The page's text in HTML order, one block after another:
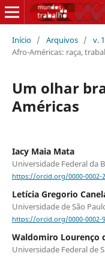
Início / Arquivos / v.
Afro-Américas: raça,
Um olhar
Américas
Iacy Maia Mata
Universidade Federal da
https://orcid.org/0000-0002-
Letícia Gregorio
Universidade de São
https://orcid.org/0000-0002-
Waldomiro Lourenço
Universidade Federal de